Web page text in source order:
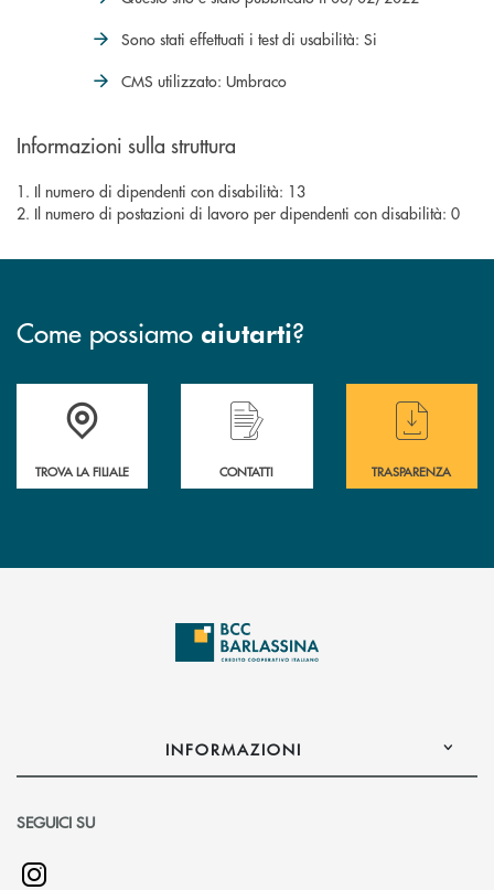
Sono stati effettuati i test di usabilità: Si
CMS utilizzato: Umbraco
Informazioni sulla struttura
1. Il numero di dipendenti con disabilità: 13
2. Il numero di postazioni di lavoro per dipendenti con disabilità: 0
Come possiamo aiutarti?
Accedi all' elenco completo delle filiali di BCC Barlassina.
TROVA LA FILIALE
Hai bisogno di assistenza immediata ?
CONTATTI
Hai bisogno di
TRASPARENZA
INFORMAZIONI
SEGUICI SU